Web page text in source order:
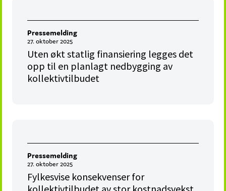
Pressemelding
27. oktober 2025
Uten økt statlig finansiering legges det
opp til en planlagt nedbygging av
kollektivtilbudet
Pressemelding
27. oktober 2025
Fylkesvise konsekvenser for